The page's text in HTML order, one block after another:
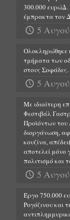
300.000
έμπρακτα τον
5
Ολοκληρώθηκε
τμήματα των
στους Σοφάδες.
5
Με ιδιαίτερη
Φεστιβάλ
Προϊόντων
διοργάνωση,
κουζίνα,
αποτελεί μόνο
πολιτισμό και
5
Έργο 750.000
Ρογόζινου και